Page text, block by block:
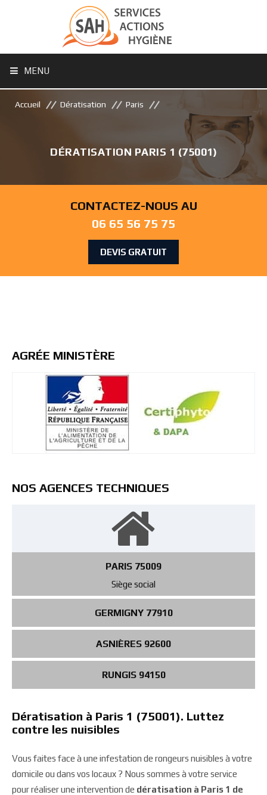
MENU
Accueil Dératisation Paris
DÉRATISATION PARIS 1 (75001)
CONTACTEZ-NOUS AU
06 65 56 75 75
DEVIS GRATUIT
AGRÉE MINISTÈRE
NOS AGENCES TECHNIQUES
PARIS 75009
Siège social
GERMIGNY 77910
ASNIÈRES 92600
RUNGIS 94150
Dératisation à Paris 1 (75001). Luttez
contre les nuisibles
Vous faites face à une infestation de rongeurs nuisibles à votre
domicile ou dans vos locaux ? Nous sommes à votre service
pour réaliser une intervention de dératisation à Paris 1 de